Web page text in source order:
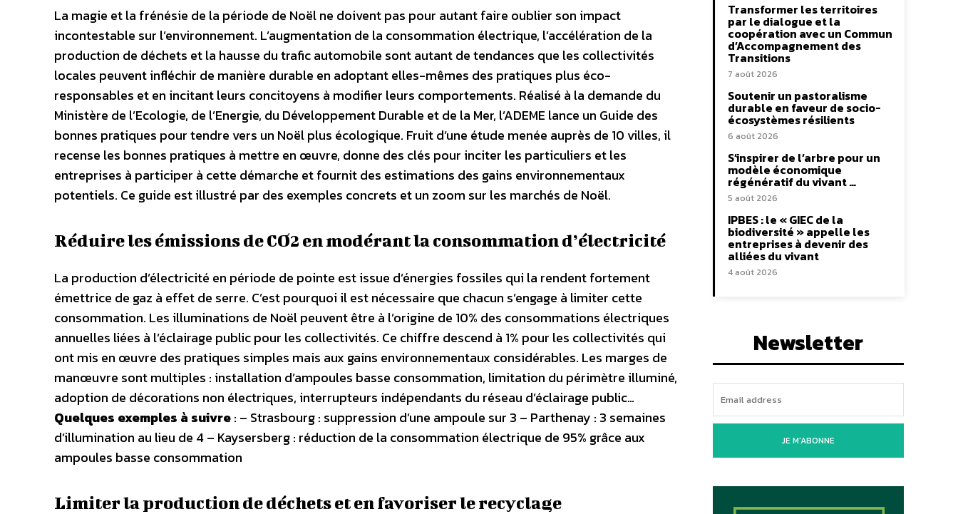
La magie et la frénésie de la période de Noël ne doivent pas pour autant faire oublier son impact
incontestable sur l’environnement. L’augmentation de la consommation électrique, l’accélération de la
production de déchets et la hausse du trafic automobile sont autant de tendances que les collectivités
locales peuvent infléchir de manière durable en adoptant elles-mêmes des pratiques plus éco-
responsables et en incitant leurs concitoyens à modifier leurs comportements. Réalisé à la demande du
Ministère de l’Ecologie, de l’Energie, du Développement Durable et de la Mer, l’ADEME lance un Guide des
bonnes pratiques pour tendre vers un Noël plus écologique. Fruit d’une étude menée auprès de 10 villes, il
recense les bonnes pratiques à mettre en œuvre, donne des clés pour inciter les particuliers et les
entreprises à participer à cette démarche et fournit des estimations des gains environnementaux
potentiels. Ce guide est illustré par des exemples concrets et un zoom sur les marchés de Noël.
Réduire les émissions de CO2 en modérant la consommation d’électricité
La production d’électricité en période de pointe est issue d’énergies fossiles qui la rendent fortement
émettrice de gaz à effet de serre. C’est pourquoi il est nécessaire que chacun s’engage à limiter cette
consommation. Les illuminations de Noël peuvent être à l’origine de 10% des consommations électriques
annuelles liées à l’éclairage public pour les collectivités. Ce chiffre descend à 1% pour les collectivités qui
ont mis en œuvre des pratiques simples mais aux gains environnementaux considérables. Les marges de
manœuvre sont multiples : installation d’ampoules basse consommation, limitation du périmètre illuminé,
adoption de décorations non électriques, interrupteurs indépendants du réseau d’éclairage public…
Quelques exemples à suivre: – Strasbourg : suppression d’une ampoule sur 3 – Parthenay : 3 semaines
d’illumination au lieu de 4 – Kaysersberg : réduction de la consommation électrique de 95% grâce aux
ampoules basse consommation
Limiter la production de déchets et en favoriser le recyclage
Transformer les territoires
par le dialogue et la
coopération avec un Commun
d’Accompagnement des
Transitions
7 août 2026
Soutenir un pastoralisme
durable en faveur de socio-
écosystèmes résilients
6 août 2026
S’inspirer de l’arbre pour un
modèle économique
régénératif du vivant …
5 août 2026
IPBES : le « GIEC de la
biodiversité » appelle les
entreprises à devenir des
alliées du vivant
4 août 2026
Newsletter
JE M'ABONNE